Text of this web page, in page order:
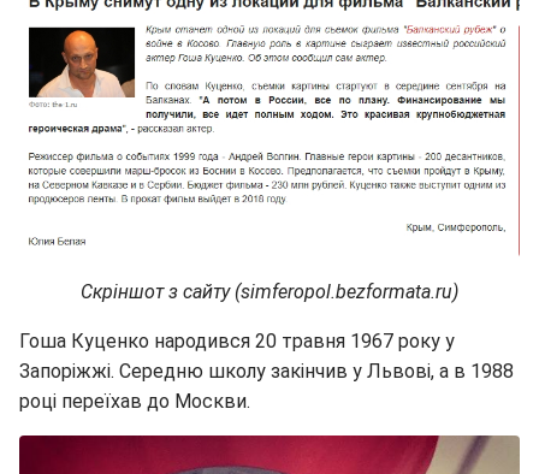
Скріншот з сайту (simferopol.bezformata.ru)
Гоша Куценко народився 20 травня 1967 року у
Запоріжжі. Середню школу закінчив у Львові, а в 1988
році переїхав до Москви.